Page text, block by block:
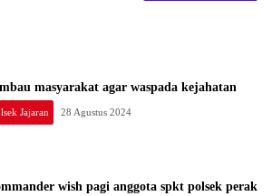
masyarakat agar waspada kejahatan
Jajaran 28 Agustus 2024
wish pagi anggota spkt polsek perak